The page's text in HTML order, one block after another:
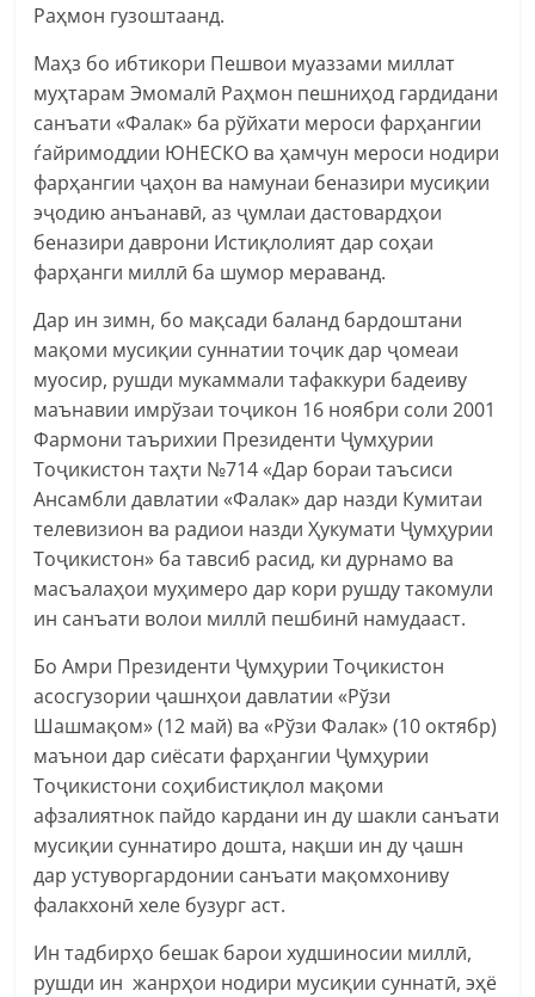
Раҳмон гузоштаанд.
Маҳз бо ибтикори Пешвои муаззами миллат
муҳтарам Эмомалӣ Раҳмон пешниҳод гардидани
санъати «Фалак» ба рўйхати мероси фарҳангии
ѓайримоддии ЮНЕСКО ва ҳамчун мероси нодири
фарҳангии ҷаҳон ва намунаи беназири мусиқии
эҷодию анъанавӣ, аз ҷумлаи дастовардҳои
беназири даврони Истиқлолият дар соҳаи
фарҳанги миллӣ ба шумор мераванд.
Дар ин зимн, бо мақсади баланд бардоштани
мақоми мусиқии суннатии тоҷик дар ҷомеаи
муосир, рушди мукаммали тафаккури бадеиву
маънавии имрўзаи тоҷикон 16 ноябри соли 2001
Фармони таърихии Президенти Ҷумҳурии
Тоҷикистон таҳти №714 «Дар бораи таъсиси
Ансамбли давлатии «Фалак» дар назди Кумитаи
телевизион ва радиои назди Ҳукумати Ҷумҳурии
Тоҷикистон» ба тавсиб расид, ки дурнамо ва
масъалаҳои муҳимеро дар кори рушду такомули
ин санъати волои миллӣ пешбинӣ намудааст.
Бо Амри Президенти Ҷумҳурии Тоҷикистон
асосгузории ҷашнҳои давлатии «Рўзи
Шашмақом» (12 май) ва «Рўзи Фалак» (10 октябр)
маънои дар сиёсати фарҳангии Ҷумҳурии
Тоҷикистони соҳибистиқлол мақоми
афзалиятнок пайдо кардани ин ду шакли санъати
мусиқии суннатиро дошта, нақши ин ду ҷашн
дар устуворгардонии санъати мақомхониву
фалакхонӣ хеле бузург аст.
Ин тадбирҳо бешак барои худшиносии миллӣ,
рушди ин жанрҳои нодири мусиқии суннатӣ, эҳё